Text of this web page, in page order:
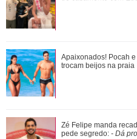
Bruna Biancardi vai
prepara festa junina
Bruna Marquezine
de marido de Sasha
Apaixonados! Pocah
trocam beijos na praia
Zé Felipe manda
pede segredo: - Dá